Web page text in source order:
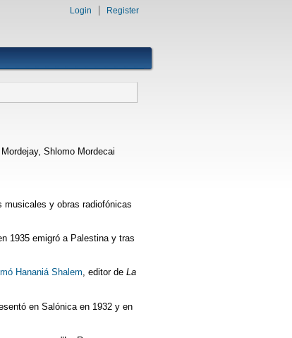
Login Register
Shlomo Mordecai
musicales y obras radiofónicas
1935 emigró a Palestina y tras
Hananiá Shalem, editor de La
en Salónica en 1932 y en